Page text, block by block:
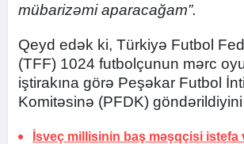
mübarizəmi aparacağam”.
Qeyd edək ki, Türkiyə Futbol
(TFF) 1024 futbolçunun mərc
iştirakına görə Peşəkar Futbol
Komitəsinə (PFDK) göndərildiyini
İsveç millisinin baş məşqçisi istefa